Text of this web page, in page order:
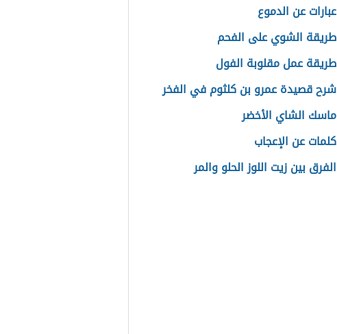
عبارات عن الدموع
طريقة الشوي على الفحم
طريقة عمل مقلوبة الفول
شرح قصيدة عمرو بن كلثوم في الفخر
ماسك الشاي الأخضر
كلمات عن الإعجاب
الفرق بين زيت اللوز الحلو والمر